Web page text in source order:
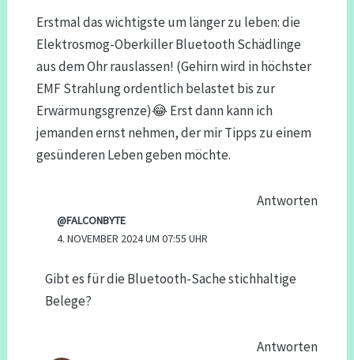
Erstmal das wichtigste um länger zu leben: die
Elektrosmog-Oberkiller Bluetooth Schädlinge
aus dem Ohr rauslassen! (Gehirn wird in höchster
EMF Strahlung ordentlich belastet bis zur
Erwärmungsgrenze)😂 Erst dann kann ich
jemanden ernst nehmen, der mir Tipps zu einem
gesünderen Leben geben möchte.
Antworten
@FALCONBYTE
4. NOVEMBER 2024 UM 07:55 UHR
Gibt es für die Bluetooth-Sache stichhaltige
Belege?
Antworten